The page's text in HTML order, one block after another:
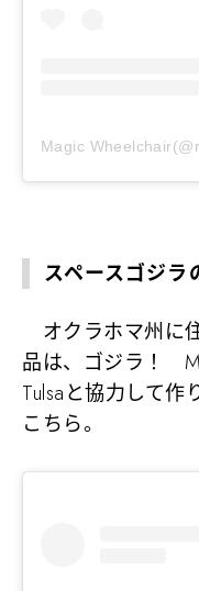
スペースゴジラ
オクラホマ州に
品は、ゴジラ！
Tulsaと協力して作
こちら。